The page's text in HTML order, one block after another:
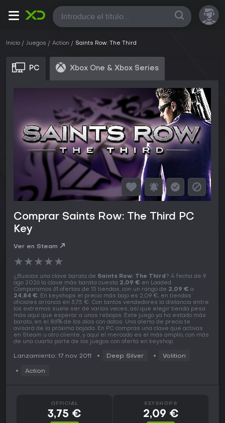
Todas
Inicio Juegos Action Saints Row: The Third
PC Xbox One & Xbox Series
Comprar Saints Row: The Third PC
Key
Ver en Steam
★★★★★
¿Buscas una clave barata de Saints Row: The Third? A fecha de 9
ago 2026 la clave más barata cuesta 2,09 € en Loaded.
Comparamos 61 ofertas de 15 tiendas, con un rango de 2,09 € a
24,84 €. En keyshops el precio más bajo es 2,09 €, en tiendas
oficiales arranca en 3,75 €. Con tantos vendedores la distancia entre
los extremos suele ser de varias veces, así que elegir tienda pesa
más aquí que esperar a unas rebajas. Este juego ya ha estado más
barato, en el 86% de los días con datos. Una alerta de precio te
avisará de la próxima bajada. En PC compras una clave que activas
en Steam u otro cliente, y aquí el mercado es el más amplio, con más
de una cuarta parte de los juegos con oferta en keyshop.
Lanzamiento: 17 nov 2011 Deep Silver Volition
Action
OFFICIAL
3,75 €
KEYSHOPS
2,09 €